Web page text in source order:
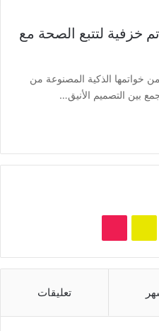
خزفية لتتبع الصحة مع
خواتمها الذكية المصنوعة من
بين التصميم الأنيق…
تشات
تعليقات